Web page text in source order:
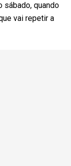
sábado, quando
vai repetir a